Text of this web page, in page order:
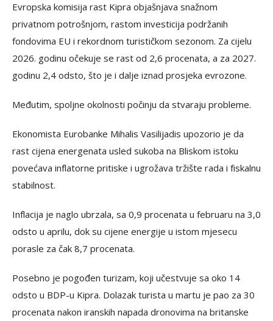
Evropska komisija rast Kipra objašnjava snažnom
privatnom potrošnjom, rastom investicija podržanih
fondovima EU i rekordnom turističkom sezonom. Za cijelu
2026. godinu očekuje se rast od 2,6 procenata, a za 2027.
godinu 2,4 odsto, što je i dalje iznad prosjeka evrozone.
Međutim, spoljne okolnosti počinju da stvaraju probleme.
Ekonomista Eurobanke Mihalis Vasilijadis upozorio je da
rast cijena energenata usled sukoba na Bliskom istoku
povećava inflatorne pritiske i ugrožava tržište rada i fiskalnu
stabilnost.
Inflacija je naglo ubrzala, sa 0,9 procenata u februaru na 3,0
odsto u aprilu, dok su cijene energije u istom mjesecu
porasle za čak 8,7 procenata.
Posebno je pogođen turizam, koji učestvuje sa oko 14
odsto u BDP-u Kipra. Dolazak turista u martu je pao za 30
procenata nakon iranskih napada dronovima na britanske